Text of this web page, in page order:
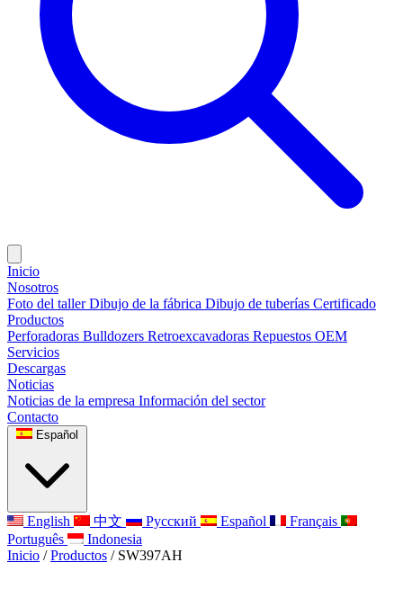
Inicio
Nosotros
Foto del tallerDibujo de la fábrica Dibujo de tuberías Certificado
Productos
Perforadoras Bulldozers Retroexcavadoras Repuestos OEM
Servicios
Descargas
Noticias
Noticias de la empresa Información del sector
Contacto
Español
English 中文 Русский Español
Français
Português
Indonesia
Inicio / Productos / SW397AH